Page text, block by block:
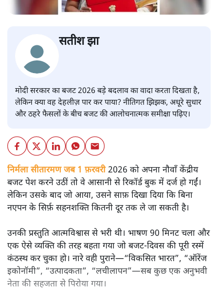
सतीश झा
मोदी सरकार का बजट 2026 बड़े बदलाव का वादा करता दिखता है,
लेकिन क्या वह देहलीज़ पार कर पाया? नीतिगत झिझक, अधूरे सुधार
और ठहरे फैसलों के बीच बजट की आलोचनात्मक समीक्षा पढ़िए।
निर्मला सीतारमण जब 1 फ़रवरी2026 को अपना नौवाँ केंद्रीय
बजट पेश करने उठीं तो वे आसानी से रिकॉर्ड बुक में दर्ज हो गईं।
लेकिन उसके बाद जो आया, उसने साफ़ दिखा दिया कि बिना
नएपन के सिर्फ़ सहनशक्ति कितनी दूर तक ले जा सकती है।
उनकी प्रस्तुति आत्मविश्वास से भरी थी। भाषण 90 मिनट चला और
एक ऐसे व्यक्ति की तरह बहता गया जो बजट‑दिवस की पूरी रस्में
कंठस्थ कर चुका हो। नारे वही पुराने—“विकसित भारत”, “ऑरेंज
इकोनॉमी”, “उत्पादकता”, “लचीलापन”—सब कुछ एक अनुभवी
नेता की सहजता से पिरोया गया।